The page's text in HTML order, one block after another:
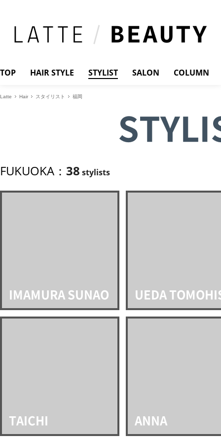
TOP HAIR STYLE STYLIST SALON COLUMN
Latte Hair スタイリスト 福岡
FUKUOKA： 38 stylists
IMAMURA SUNAO UEDA
TAICHI ANNA